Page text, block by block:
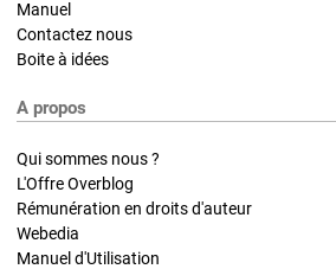
Manuel
Contactez nous
Boite à idées
A propos
Qui sommes nous ?
L'Offre Overblog
Rémunération en droits d'auteur
Webedia
Manuel d'Utilisation